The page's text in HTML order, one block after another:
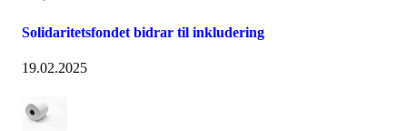
Solidaritetsfondet bidrar til inkludering
19.02.2025